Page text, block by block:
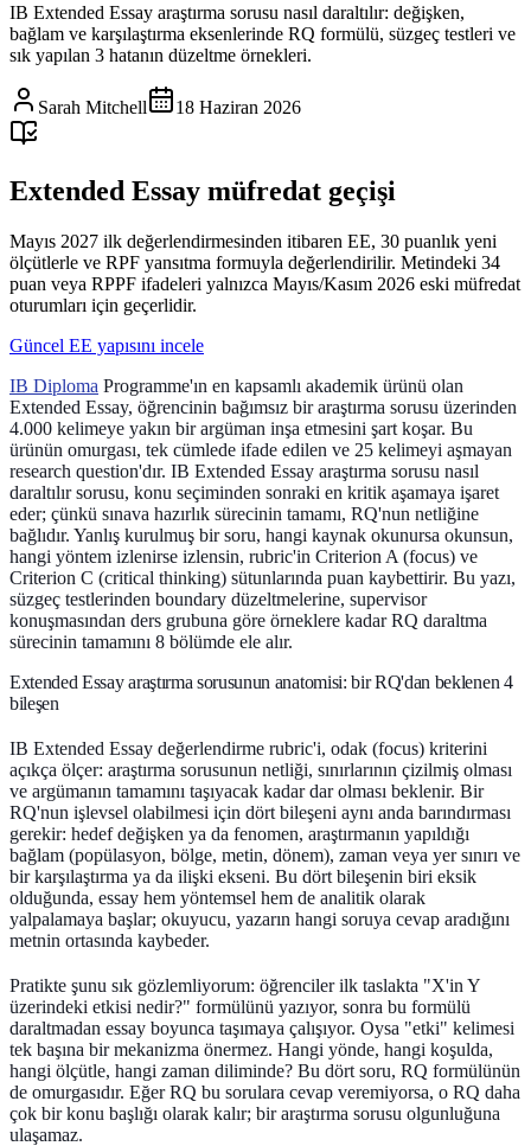
IB Extended Essay araştırma sorusu nasıl daraltılır: değişken,
bağlam ve karşılaştırma eksenlerinde RQ formülü, süzgeç testleri ve
sık yapılan 3 hatanın düzeltme örnekleri.
Sarah Mitchell 18 Haziran 2026
Extended Essay müfredat geçişi
Mayıs 2027 ilk değerlendirmesinden itibaren EE, 30 puanlık yeni
ölçütlerle ve RPF yansıtma formuyla değerlendirilir. Metindeki 34
puan veya RPPF ifadeleri yalnızca Mayıs/Kasım 2026 eski müfredat
oturumları için geçerlidir.
Güncel EE yapısını incele
IB Diploma Programme'ın en kapsamlı akademik ürünü olan
Extended Essay, öğrencinin bağımsız bir araştırma sorusu üzerinden
4.000 kelimeye yakın bir argüman inşa etmesini şart koşar. Bu
ürünün omurgası, tek cümlede ifade edilen ve 25 kelimeyi aşmayan
research question'dır. IB Extended Essay araştırma sorusu nasıl
daraltılır sorusu, konu seçiminden sonraki en kritik aşamaya işaret
eder; çünkü sınava hazırlık sürecinin tamamı, RQ'nun netliğine
bağlıdır. Yanlış kurulmuş bir soru, hangi kaynak okunursa okunsun,
hangi yöntem izlenirse izlensin, rubric'in Criterion A (focus) ve
Criterion C (critical thinking) sütunlarında puan kaybettirir. Bu yazı,
süzgeç testlerinden boundary düzeltmelerine, supervisor
konuşmasından ders grubuna göre örneklere kadar RQ daraltma
sürecinin tamamını 8 bölümde ele alır.
Extended Essay araştırma sorusunun anatomisi: bir RQ'dan beklenen 4
bileşen
IB Extended Essay değerlendirme rubric'i, odak (focus) kriterini
açıkça ölçer: araştırma sorusunun netliği, sınırlarının çizilmiş olması
ve argümanın tamamını taşıyacak kadar dar olması beklenir. Bir
RQ'nun işlevsel olabilmesi için dört bileşeni aynı anda barındırması
gerekir: hedef değişken ya da fenomen, araştırmanın yapıldığı
bağlam (popülasyon, bölge, metin, dönem), zaman veya yer sınırı ve
bir karşılaştırma ya da ilişki ekseni. Bu dört bileşenin biri eksik
olduğunda, essay hem yöntemsel hem de analitik olarak
yalpalamaya başlar; okuyucu, yazarın hangi soruya cevap aradığını
metnin ortasında kaybeder.
Pratikte şunu sık gözlemliyorum: öğrenciler ilk taslakta "X'in Y
üzerindeki etkisi nedir?" formülünü yazıyor, sonra bu formülü
daraltmadan essay boyunca taşımaya çalışıyor. Oysa "etki" kelimesi
tek başına bir mekanizma önermez. Hangi yönde, hangi koşulda,
hangi ölçütle, hangi zaman diliminde? Bu dört soru, RQ formülünün
de omurgasıdır. Eğer RQ bu sorulara cevap veremiyorsa, o RQ daha
çok bir konu başlığı olarak kalır; bir araştırma sorusu olgunluğuna
ulaşamaz.